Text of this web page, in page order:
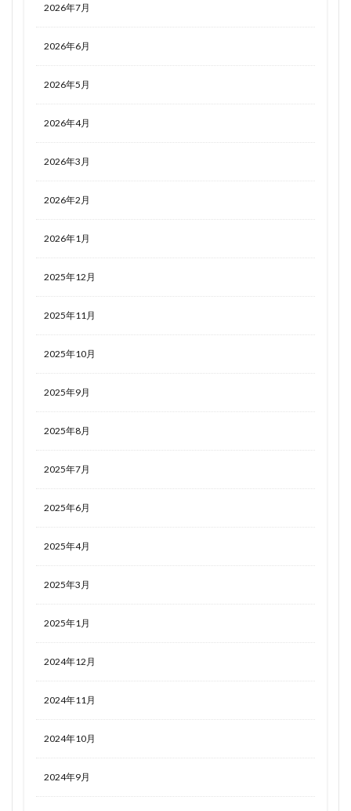
2026年7月
2026年6月
2026年5月
2026年4月
2026年3月
2026年2月
2026年1月
2025年12月
2025年11月
2025年10月
2025年9月
2025年8月
2025年7月
2025年6月
2025年4月
2025年3月
2025年1月
2024年12月
2024年11月
2024年10月
2024年9月